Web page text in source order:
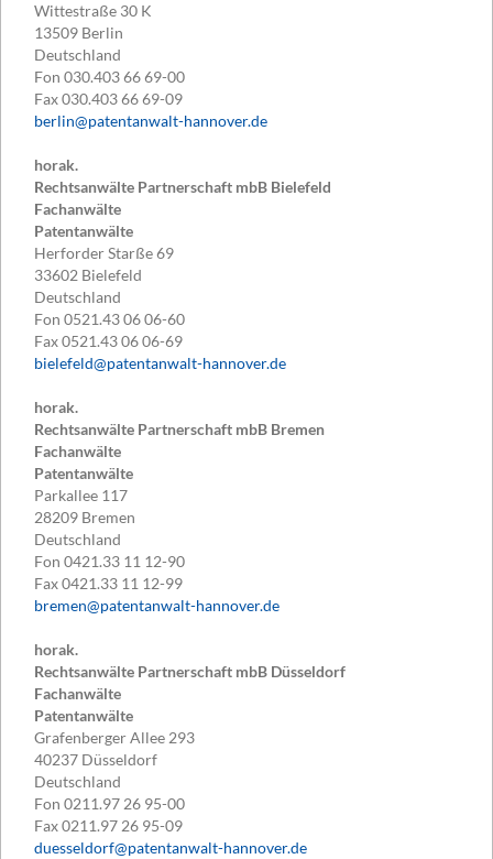
Wittestraße 30 K
13509 Berlin
Deutschland
Fon 030.403 66 69-00
Fax030.403 66 69-09
berlin@patentanwalt-hannover.de
horak.
Rechtsanwälte Partnerschaft mbB Bielefeld
Fachanwälte
Patentanwälte
Herforder Starße 69
33602 Bielefeld
Deutschland
Fon 0521.43 06 06-60
Fax0521.43 06 06-69
bielefeld@patentanwalt-hannover.de
horak.
Rechtsanwälte Partnerschaft mbB Bremen
Fachanwälte
Patentanwälte
Parkallee 117
28209 Bremen
Deutschland
Fon 0421.33 11 12-90
Fax0421.33 11 12-99
bremen@patentanwalt-hannover.de
horak.
Rechtsanwälte Partnerschaft mbB Düsseldorf
Fachanwälte
Patentanwälte
Grafenberger Allee 293
40237 Düsseldorf
Deutschland
Fon 0211.97 26 95-00
Fax0211.97 26 95-09
duesseldorf@patentanwalt-hannover.de